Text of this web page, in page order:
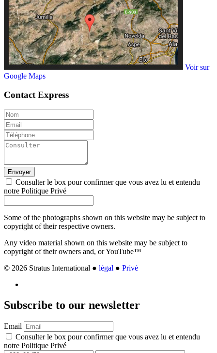
Voir sur
Google Maps
ContactExpress
Envoyer
Consulter le box pour confirmer que vous avez lu et entendu
notre Politique Privé
Some of the photographs shown on this website may be subject to
copyright of their respective owners.
Any video material shown on this website may be subject to
copyright of their owners and, or YouTube™
© 2026 Stratus International ● légal ● Privé
Subscribe to our newsletter
Email
Consulter le box pour confirmer que vous avez lu et entendu
notre Politique Privé